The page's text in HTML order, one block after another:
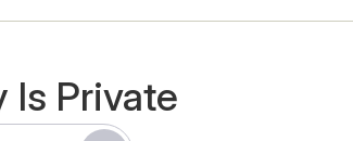
Is Private